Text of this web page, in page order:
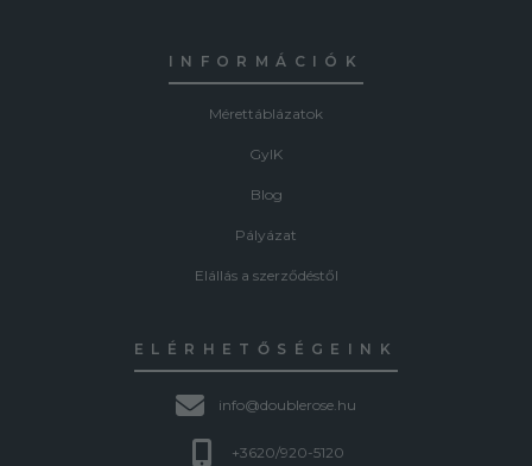
INFORMÁCIÓK
Mérettáblázatok
GyIK
Blog
Pályázat
Elállás a szerződéstől
ELÉRHETŐSÉGEINK
info@doublerose.hu
+3620/920-5120